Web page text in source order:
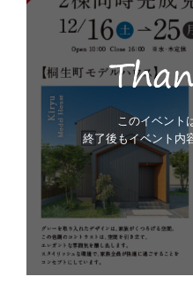
このイベント
終了後もイベント内